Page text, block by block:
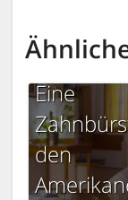
Eine
den